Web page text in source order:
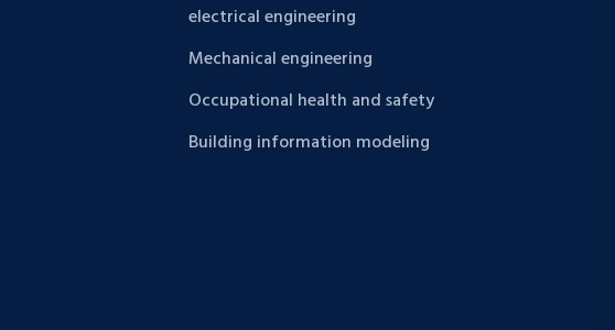
electrical engineering
Mechanical engineering
Occupational health and safety
Building information modeling